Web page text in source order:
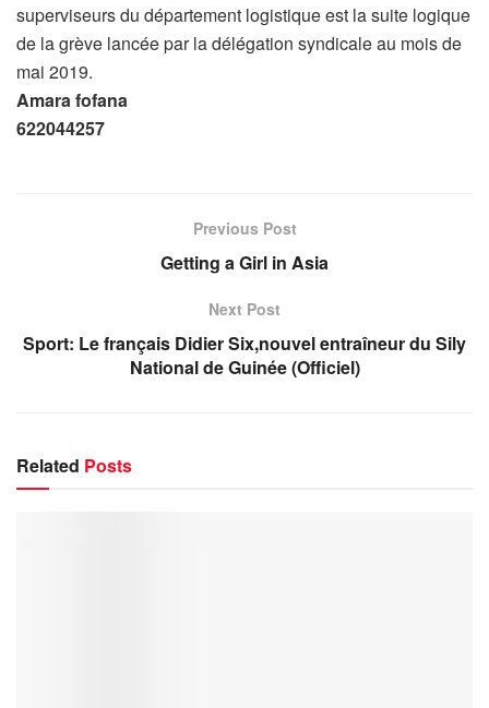
superviseurs du département logistique est la suite logique
de la grève lancée par la délégation syndicale au mois de
mai 2019.
Amara fofana
622044257
Previous Post
Getting a Girl in Asia
Next Post
Sport: Le français Didier Six,nouvel entraîneur du Sily
National de Guinée (Officiel)
Related Posts